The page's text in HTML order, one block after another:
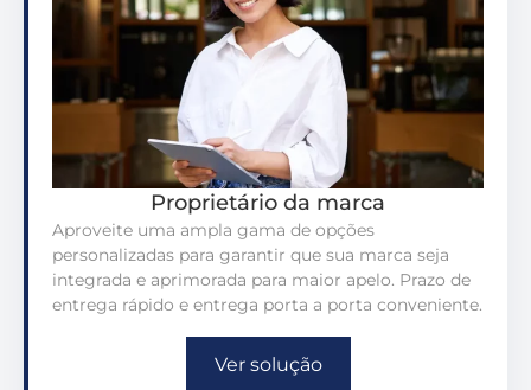
Proprietário da marca
Aproveite uma ampla gama de opções
personalizadas para garantir que sua marca seja
integrada e aprimorada para maior apelo. Prazo de
entrega rápido e entrega porta a porta conveniente.
Ver solução